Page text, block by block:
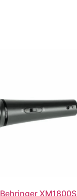
XM1800S